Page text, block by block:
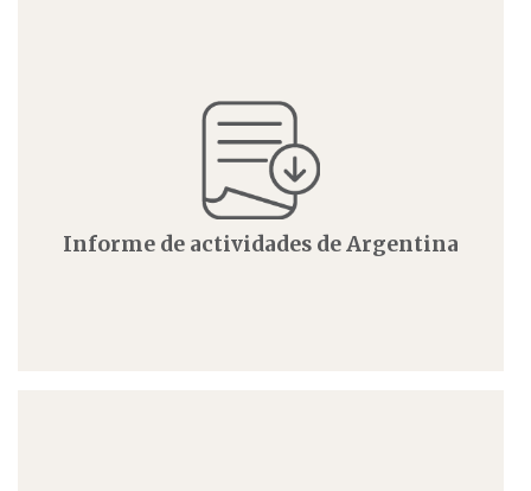
Informe de actividades de Argentina